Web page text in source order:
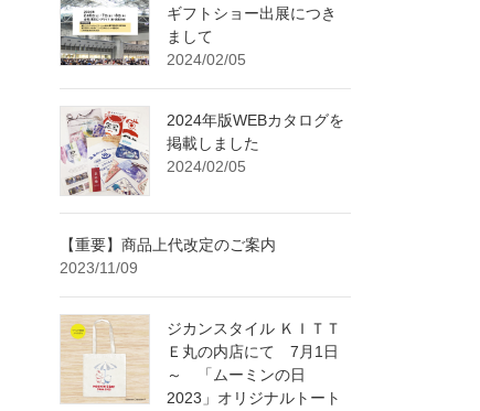
ギフトショー出展につき
まして
2024/02/05
2024年版WEBカタログを
掲載しました
2024/02/05
【重要】商品上代改定のご案内
2023/11/09
ジカンスタイル ＫＩＴＴ
Ｅ丸の内店にて 7月1日
～ 「ムーミンの日
2023」オリジナルトート